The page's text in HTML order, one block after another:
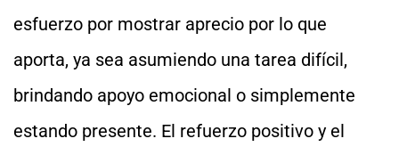
esfuerzo por mostrar aprecio por lo que
aporta, ya sea asumiendo una tarea difícil,
brindando apoyo emocional o simplemente
estando presente. El refuerzo positivo y el